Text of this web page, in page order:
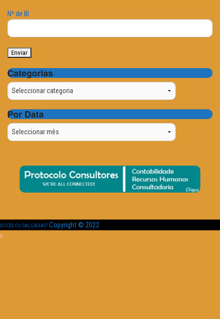
Nº de BI
Categorias
Categorias
Por Data
Por
Data
DOCES OU SALGADAS? Copyright © 2022